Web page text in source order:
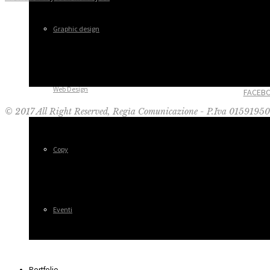
Graphic design
Web Design
Copy
Eventi
© 2017 All Right Reserved, Regìa Comunicazione - P.Iva